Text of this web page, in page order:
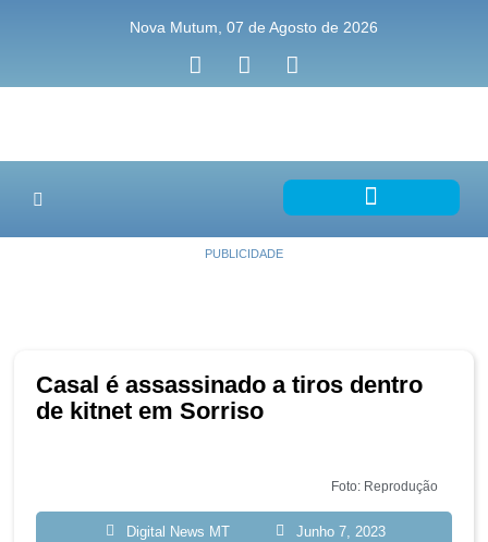
Nova Mutum, 07 de Agosto de 2026
PUBLICIDADE
Casal é assassinado a tiros dentro
de kitnet em Sorriso
Foto: Reprodução
Digital News MT Junho 7, 2023